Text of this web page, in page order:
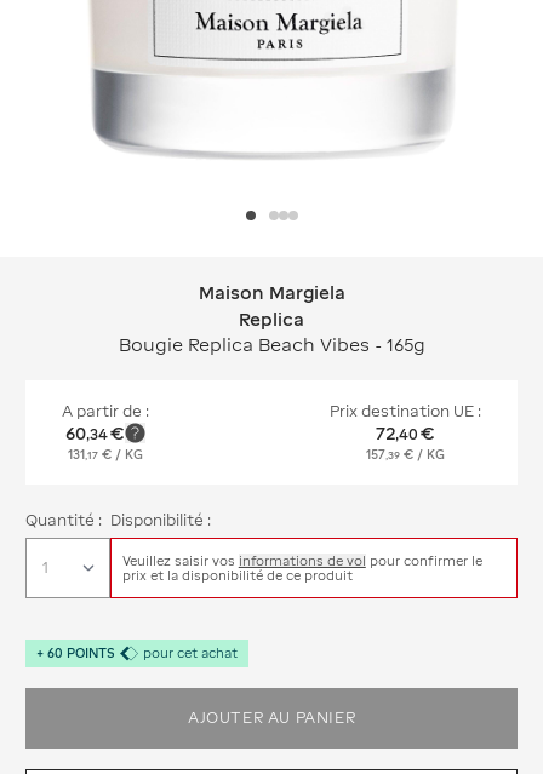
Maison Margiela Replica
Maison Margiela
Replica
Bougie Replica Beach Vibes - 165g
A partir de :
60,34€
131,17 € / KG
Prix destination UE :
72,40 €
157,39 € / KG
Quantité : Disponibilité :
Veuillez saisir vos informations de vol pour confirmer le
prix et la disponibilité de ce produit
+ 60 POINTS pour cet achat
AJOUTER AU PANIER